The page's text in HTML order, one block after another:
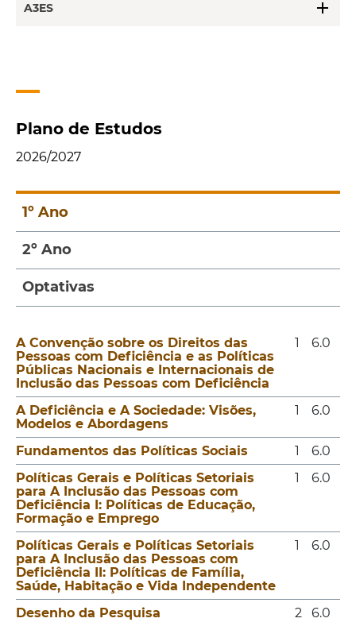
A3ES add
Plano de Estudos
2026/2027
1º Ano
2º Ano
Optativas
A Convenção sobre os Direitos das
Pessoas com Deficiência e as Políticas
Públicas Nacionais e Internacionais de
Inclusão das Pessoas com Deficiência
1 6.0
A Deficiência e A Sociedade: Visões,
Modelos e Abordagens
1 6.0
Fundamentos das Políticas Sociais 1
6.0
Políticas Gerais e Políticas Setoriais
para A Inclusão das Pessoas com
Deficiência I: Políticas de Educação,
Formação e Emprego
1 6.0
Políticas Gerais e Políticas Setoriais
para A Inclusão das Pessoas com
Deficiência II: Políticas de Família,
Saúde, Habitação e Vida Independente
1 6.0
Desenho da Pesquisa 2
6.0